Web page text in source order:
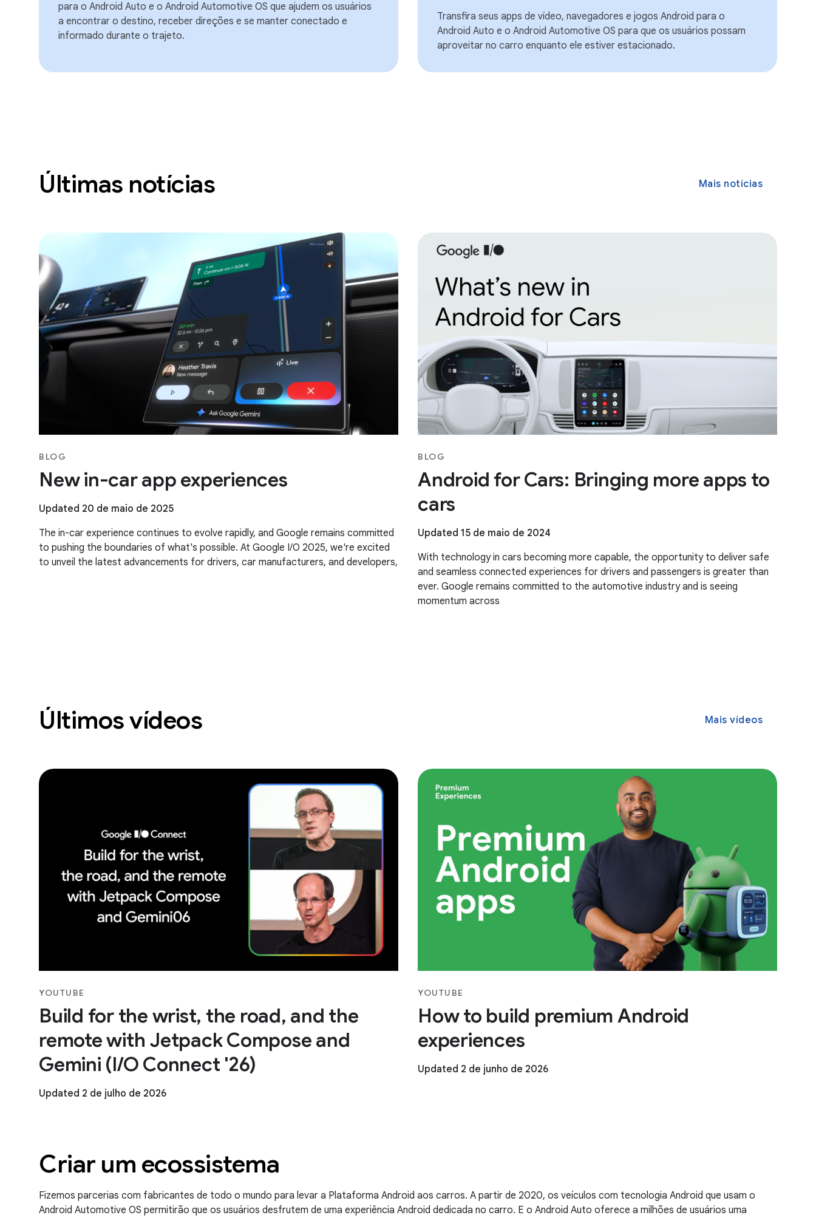
para o Android Auto e o Android Automotive OS que ajudem os usuários
a encontrar o destino, receber direções e se manter conectado e
informado durante o trajeto.
Transfira seus apps de vídeo, navegadores e jogos Android para o
Android Auto e o Android Automotive OS para que os usuários possam
aproveitar no carro enquanto ele estiver estacionado.
Últimas notícias Mais notícias
BLOG
New in-car app experiences
Updated 20 de maio de 2025
The in-car experience continues to evolve rapidly, and Google remains committed
to pushing the boundaries of what's possible. At Google I/O 2025, we're excited
to unveil the latest advancements for drivers, car manufacturers, and developers,
BLOG
Android for Cars: Bringing more apps to
cars
Updated 15 de maio de 2024
With technology in cars becoming more capable, the opportunity to deliver safe
and seamless connected experiences for drivers and passengers is greater than
ever. Google remains committed to the automotive industry and is seeing
momentum across
Últimos vídeos Mais vídeos
YOUTUBE
Build for the wrist, the road, and the
remote with Jetpack Compose and
Gemini (I/O Connect '26)
Updated 2 de julho de 2026
YOUTUBE
How to build premium Android
experiences
Updated 2 de junho de 2026
Criar um ecossistema
Fizemos parcerias com fabricantes de todo o mundo para levar a Plataforma Android aos carros. A partir de 2020, os veículos com tecnologia Android que usam o
Android Automotive OS permitirão que os usuários desfrutem de uma experiência Android dedicada no carro. E o Android Auto oferece a milhões de usuários uma